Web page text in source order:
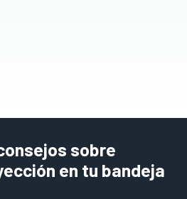
sobre
en tu bandeja